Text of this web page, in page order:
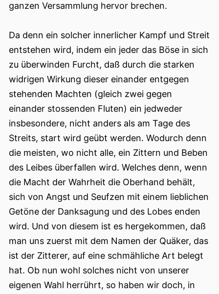
ganzen Versammlung hervor brechen.
Da denn ein solcher innerlicher Kampf und Streit
entstehen wird, indem ein jeder das Böse in sich
zu überwinden Furcht, daß durch die starken
widrigen Wirkung dieser einander entgegen
stehenden Machten (gleich zwei gegen
einander stossenden Fluten) ein jedweder
insbesondere, nicht anders als am Tage des
Streits, start wird geübt werden. Wodurch denn
die meisten, wo nicht alle, ein Zittern und Beben
des Leibes überfallen wird. Welches denn, wenn
die Macht der Wahrheit die Oberhand behält,
sich von Angst und Seufzen mit einem lieblichen
Getöne der Danksagung und des Lobes enden
wird. Und von diesem ist es hergekommen, daß
man uns zuerst mit dem Namen der Quäker, das
ist der Zitterer, auf eine schmähliche Art belegt
hat. Ob nun wohl solches nicht von unserer
eigenen Wahl herrührt, so haben wir doch, in